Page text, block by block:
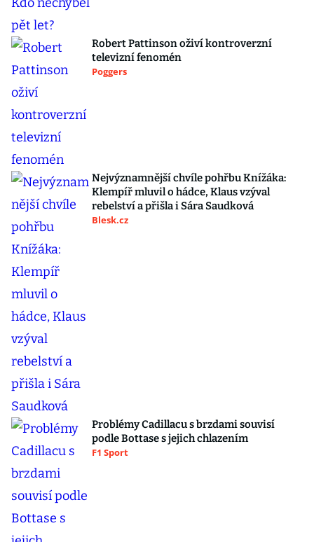
Robert Pattinson oživí kontroverzní
televizní fenomén
Poggers
Nejvýznamnější chvíle pohřbu Knížáka:
Klempíř mluvil o hádce, Klaus vzýval
rebelství a přišla i Sára Saudková
Blesk.cz
Problémy Cadillacu s brzdami souvisí
podle Bottase s jejich chlazením
F1 Sport